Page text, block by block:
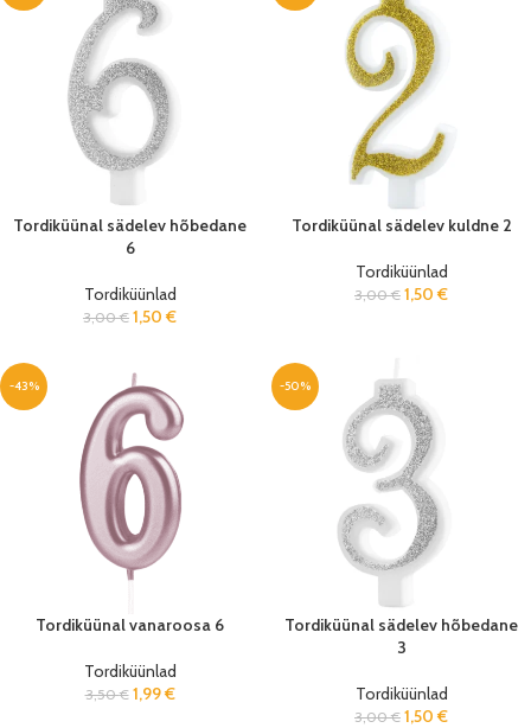
Tordiküünal sädelev hõbedane
6
Tordiküünlad
3,00€ 1,50 €
Tordiküünal sädelev kuldne 2
Tordiküünlad
3,00€ 1,50 €
-43%
Tordiküünal vanaroosa 6
Tordiküünlad
3,50€ 1,99€
-50%
Tordiküünal sädelev hõbedane
3
Tordiküünlad
3,00€ 1,50 €